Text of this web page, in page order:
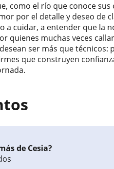
como el río que conoce
por el detalle y deseo de
a cuidar, a entender que la
quienes muchas veces
ser más que
que construyen
de Cesia?